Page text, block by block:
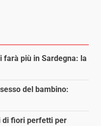
farà più in Sardegna: la
del bambino:
di fiori perfetti per